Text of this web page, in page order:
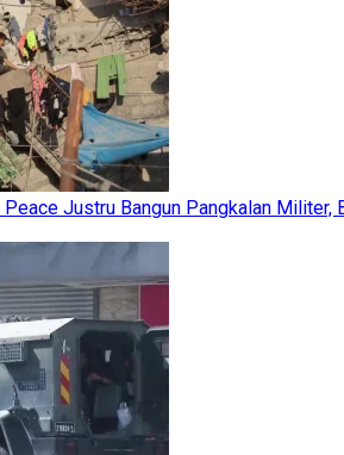
Justru Bangun Pangkalan Militer,